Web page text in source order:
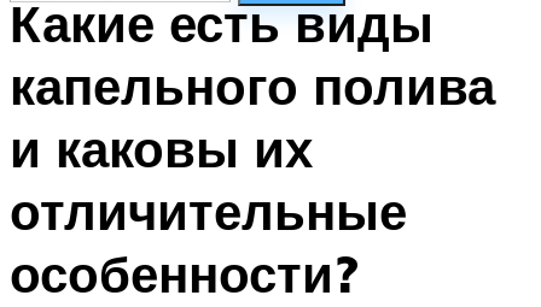
ПЛАВАНЬЕ ДЛЯ ДЕТЕЙ
БАССЕЙН ДЛЯ ДОМА
МЕНЮ
Какие есть виды
капельного полива
и каковы их
отличительные
особенности?